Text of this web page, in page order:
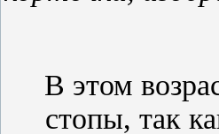
В этом
стопы, так